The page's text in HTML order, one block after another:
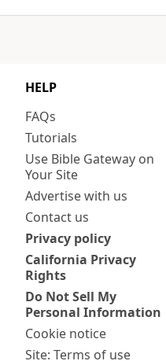
HELP
FAQs
Tutorials
Use Bible Gateway on
Your Site
Advertise with us
Contact us
Privacy policy
California Privacy
Rights
Do Not Sell My
Personal Information
Cookie notice
Site: Terms of use